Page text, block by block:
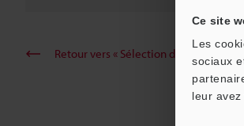
Ce site
Les
sociaux
leur
Retour vers « Sélection de produits